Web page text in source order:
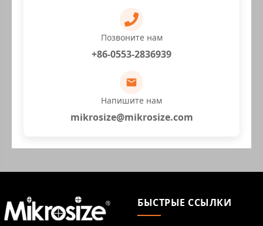
Позвоните нам
+86-0553-2836939
Напишите нам
mikrosize@mikrosize.com
БЫСТРЫЕ ССЫЛКИ